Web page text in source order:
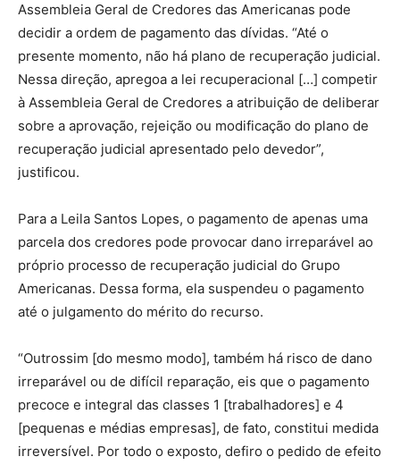
Assembleia Geral de Credores das Americanas pode
decidir a ordem de pagamento das dívidas. “Até o
presente momento, não há plano de recuperação judicial.
Nessa direção, apregoa a lei recuperacional […] competir
à Assembleia Geral de Credores a atribuição de deliberar
sobre a aprovação, rejeição ou modificação do plano de
recuperação judicial apresentado pelo devedor”,
justificou.
Para a Leila Santos Lopes, o pagamento de apenas uma
parcela dos credores pode provocar dano irreparável ao
próprio processo de recuperação judicial do Grupo
Americanas. Dessa forma, ela suspendeu o pagamento
até o julgamento do mérito do recurso.
“Outrossim [do mesmo modo], também há risco de dano
irreparável ou de difícil reparação, eis que o pagamento
precoce e integral das classes 1 [trabalhadores] e 4
[pequenas e médias empresas], de fato, constitui medida
irreversível. Por todo o exposto, defiro o pedido de efeito